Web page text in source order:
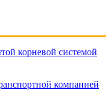
корневой системой
компанией